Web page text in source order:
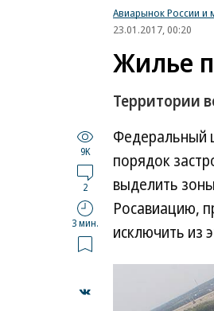
Авиарынок России и
23.01.2017, 00:20
Жилье
Территории
9K
2
3 мин.
Федеральный
порядок
выделить
Росавиацию,
исключить из